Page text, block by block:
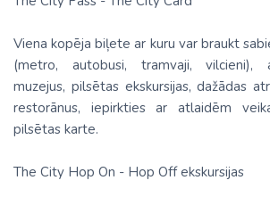
Viena kopēja biļete ar kuru var braukt
(metro, autobusi, tramvaji, vilcieni),
muzejus, pilsētas ekskursijas, dažādas
restorānus, iepirkties ar atlaidēm
pilsētas karte.
The City Hop On - Hop Off ekskursijas